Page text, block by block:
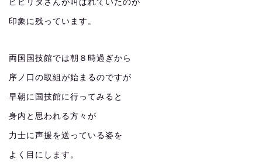
ビビリタさんが叫ばれていたのが
印象に残っています。
両国国技館では朝８時過ぎから
序ノ口の取組が始まるのですが
早朝に国技館に行ってみると
身内と思われる方々が
力士に声援を送っている姿を
よく目にします。